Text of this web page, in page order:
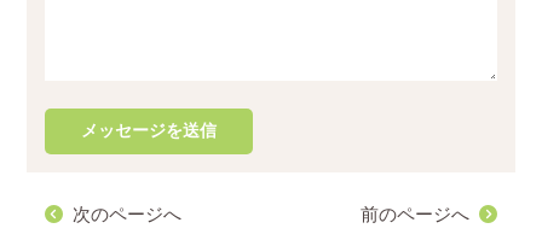
次のページへ 前のページへ